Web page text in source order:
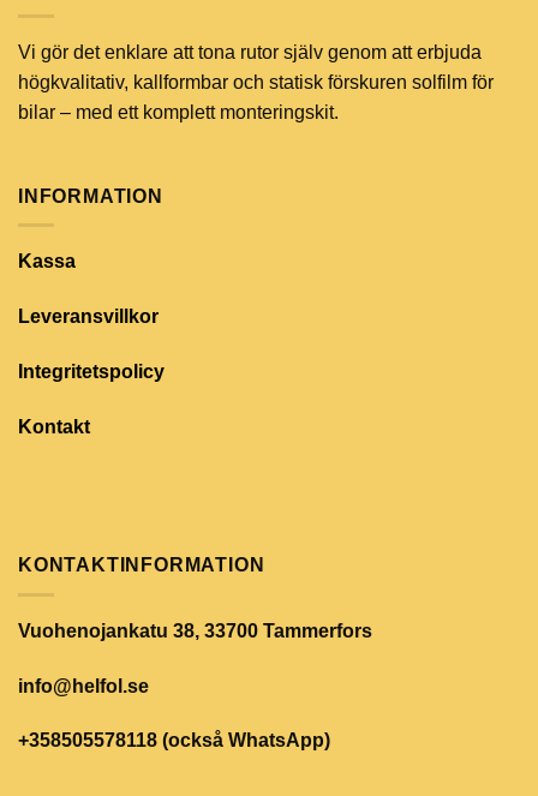
Vi gör det enklare att tona rutor själv genom att erbjuda
högkvalitativ, kallformbar och statisk förskuren solfilm för
bilar – med ett komplett monteringskit.
INFORMATION
Kassa
Leveransvillkor
Integritetspolicy
Kontakt
KONTAKTINFORMATION
Vuohenojankatu 38, 33700 Tammerfors
info@helfol.se
+358505578118 (också WhatsApp)